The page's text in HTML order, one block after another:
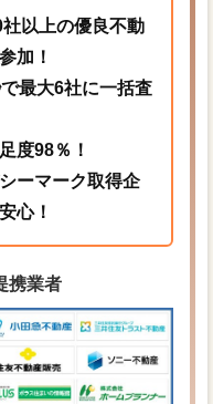
以上の優良不動
加！
最大6社に一括査
度98％！
ーマーク取得企
心！
携業者